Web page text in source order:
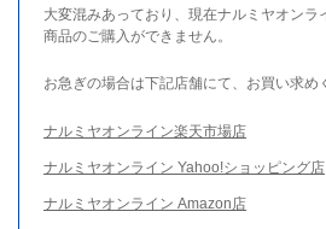
大変混みあっており、現在ナルミヤオンラ
商品のご購入ができません。
お急ぎの場合は下記店舗にて、お買い求め
ナルミヤオンライン楽天市場店
ナルミヤオンライン Yahoo!ショッピング店
ナルミヤオンライン Amazon店